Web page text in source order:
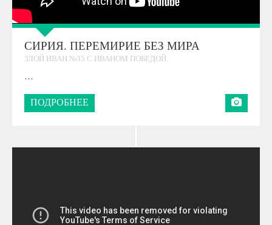
СИРИЯ. ПЕРЕМИРИЕ БЕЗ МИРА
ЗЛОЙ ИВАН №35 С ИВАНОМ ПОБЕДОЙ
…
ПОДРОБНЕЕ